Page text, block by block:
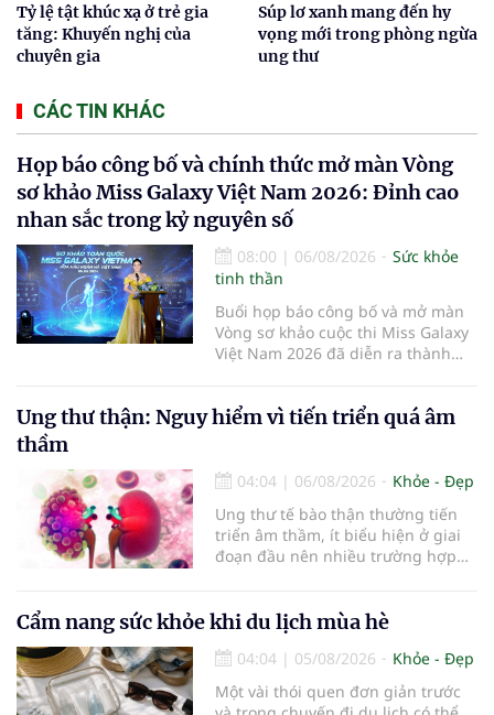
Tỷ lệ tật khúc xạ ở trẻ gia
tăng: Khuyến nghị của
chuyên gia
Súp lơ xanh mang đến hy
vọng mới trong phòng ngừa
ung thư
CÁC TIN KHÁC
Họp báo công bố và chính thức mở màn Vòng
sơ khảo Miss Galaxy Việt Nam 2026: Đỉnh cao
nhan sắc trong kỷ nguyên số
08:00 | 06/08/2026
Sức khỏe
tinh thần
Buổi họp báo công bố và mở màn
Vòng sơ khảo cuộc thi Miss Galaxy
Việt Nam 2026 đã diễn ra thành
sắc quy mô, khác biệt và tiên
lĩnh, Văn hóa và Công nghệ số
Ung thư thận: Nguy hiểm vì tiến triển quá âm
thầm
04:04 | 06/08/2026
Khỏe - Đẹp
Ung thư tế bào thận thường tiến
triển âm thầm, ít biểu hiện ở giai
đoạn đầu nên nhiều trường hợp
Trường hợp một bệnh nhân 79 tuổi
có khối u tăng gấp đôi kích thước
chỉ sau 4 tháng theo dõi là lời cảnh
báo về sự cần thiết của việc khám
sức khỏe định kỳ, đặc biệt ở người
Cẩm nang sức khỏe khi du lịch mùa hè
04:04 | 05/08/2026
Khỏe - Đẹp
Một vài thói quen đơn giản trước